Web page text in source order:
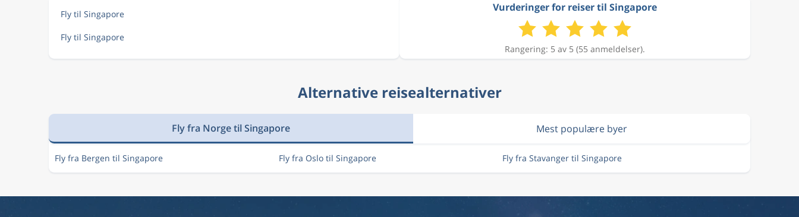
Fly til Singapore
Fly til Singapore
Vurderinger for reiser til Singapore
Rangering: 5 av 5 (55 anmeldelser).
Alternative reisealternativer
Fly fra Norge til Singapore Mest populære byer
Fly fra Bergen til Singapore Fly fra Oslo til Singapore Fly fra Stavanger til Singapore